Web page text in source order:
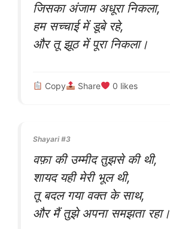
जिसका अंजाम अधूरा निकला,
हम सच्चाई में डूबे रहे,
और तू झूठ में पूरा निकला।
Copy Share 0 likes
Shayari #3
वफ़ा की उम्मीद तुझसे की थी,
शायद यही मेरी भूल थी,
तू बदल गया वक्त के साथ,
और मैं तुझे अपना समझता रहा।